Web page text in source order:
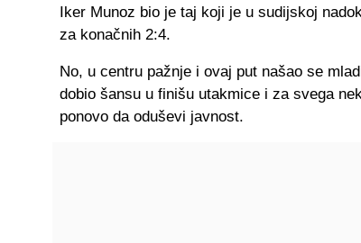
Iker Munoz bio je taj koji je u sudijskoj
za konačnih 2:4.
No, u centru pažnje i ovaj put našao se
dobio šansu u finišu utakmice i za svega
ponovo da oduševi javnost.